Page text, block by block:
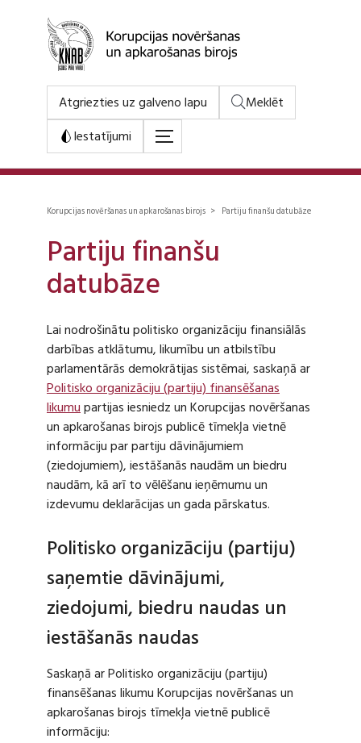
Atgriezties uz galveno lapu
Meklēt
Iestatījumi
Korupcijas novēršanas un apkarošanas birojs > Partiju finanšu datubāze
Partiju finanšu
datubāze
Lai nodrošinātu politisko organizāciju finansiālās
darbības atklātumu, likumību un atbilstību
parlamentārās demokrātijas sistēmai, saskaņā ar
Politisko organizāciju (partiju) finansēšanas
likumupartijas iesniedz un Korupcijas novēršanas
un apkarošanas birojs publicē tīmekļa vietnē
informāciju par partiju dāvinājumiem
(ziedojumiem), iestāšanās naudām un biedru
naudām, kā arī to vēlēšanu ieņēmumu un
izdevumu deklarācijas un gada pārskatus.
Politisko organizāciju (partiju)
saņemtie dāvinājumi,
ziedojumi, biedru naudas un
iestāšanās naudas
Saskaņā ar Politisko organizāciju (partiju)
finansēšanas likumu Korupcijas novēršanas un
apkarošanas birojs tīmekļa vietnē publicē
informāciju: